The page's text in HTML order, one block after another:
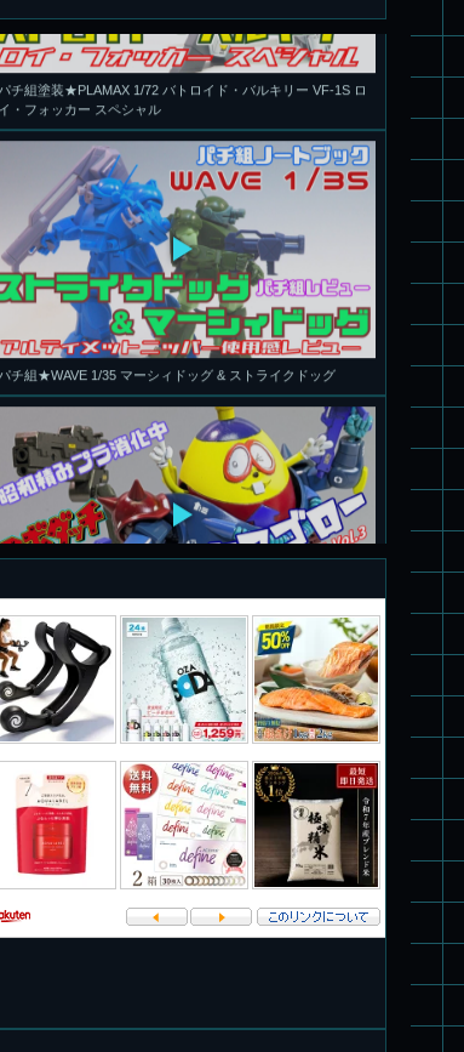
パチ組★WAVE 1/35 マーシィドッグ & ストライクドッグ
旧キット製作★アオシマ ロボダッチ モビルタマゴロー
パチ組塗装★バンダイ HG スコープドッグ拡張セット3～5
ブルーティッシュドッグ &
スコープドッグ サンサ戦 リーマン少佐機